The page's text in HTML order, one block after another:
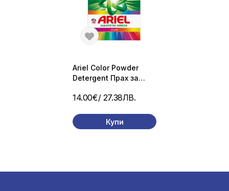
14.00€/ 27.38ЛВ.
Ariel Color Powder
Detergent Прах за
/ 45 пранета
Купи